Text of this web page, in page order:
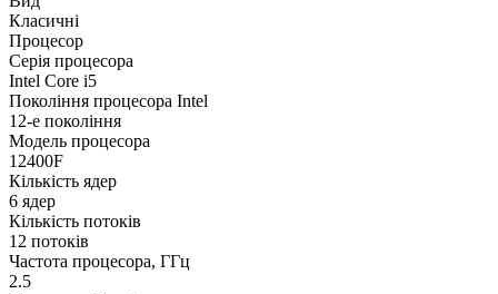
Класичні
Процесор
Серія процесора
Intel Core i5
Покоління процесора Intel
12-е покоління
Модель процесора
12400F
Кількість ядер
6 ядер
Кількість потоків
12 потоків
Частота процесора, ГГц
2.5